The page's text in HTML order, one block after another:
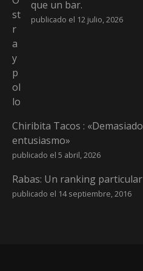
que un bar.
publicado el 12 julio, 2026
Chiribita Tacos : «Demasiado
entusiasmo»
publicado el 5 abril, 2026
Rabas: Un ranking particular
publicado el 14 septiembre, 2016